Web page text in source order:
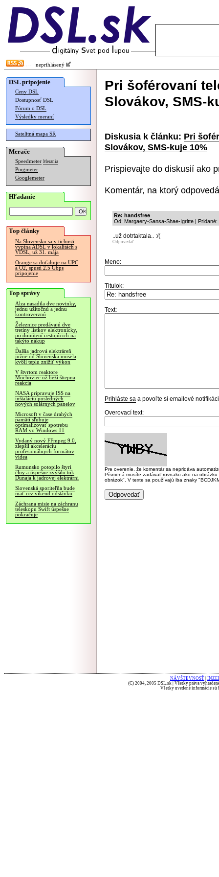
neprihlásený
DSL pripojenie
Ceny DSL
Dostupnosť DSL
Fórum o DSL
Výsledky meraní
Satelitná mapa SR
Merače
Speedmeter Merania
Pingmeter
Googlemeter
Hľadanie
Top články
Na Slovensku sa v tichosti
vypína ADSL v lokalitách s
VDSL, už 31. mája
Orange sa doťahuje na UPC
a O2, spustí 2.5 Gbps
pripojenie
Top správy
Alza nasadila dve novinky,
jednu užitočnú a jednu
kontroverznú
Železnice predávajú dve
tretiny lístkov elektronicky,
po donútení cestujúcich na
takýto nákup
Ďalšia jadrová elektráreň
južne od Slovenska musela
kvôli teplu znížiť výkon
V štvrtom reaktore
Mochoviec už beží štiepna
reakcia
NASA pripravuje ISS na
inštaláciu posledných
nových solárnych panelov
Microsoft v čase drahých
pamätí sľubuje
optimalizovať spotrebu
RAM vo Windows 11
Vydaný nový FFmpeg 9.0,
zlepšil akceleráciu
profesionálnych formátov
videa
Rumunsko potopilo štyri
člny a úspešne zvýšilo tok
Dunaja k jadrovej elektrárni
Slovenská sporiteľňa bude
mať cez víkend odstávku
Záchrana misie na záchranu
teleskopu Swift úspešne
pokračuje
Pri šoférovaní
Slovákov, SMS-
Diskusia k článku: Pri
Slovákov, SMS-kuje 10%
Prispievajte do diskusií ako
Komentár, na ktorý
Re: handsfree
Od: Margaery-Sansa-Shae-Igritte | Pridané:
..už dotrtaktala.. :/(
Odpovedať
Meno:
Titulok:
Text:
Prihláste sa a povoľte si emailové
Overovací text:
Pre overenie, že komentár sa nepridáva
Písmená musíte zadávať rovnako ako na
obrázok". V texte sa používajú iba znaky
NÁVŠTEVNOSŤ
(C) 2004, 2005 DSL.sk | Všetky práva
Všetky uvedené informácie sú